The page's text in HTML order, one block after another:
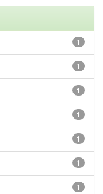
1
1
1
1
1
1
1